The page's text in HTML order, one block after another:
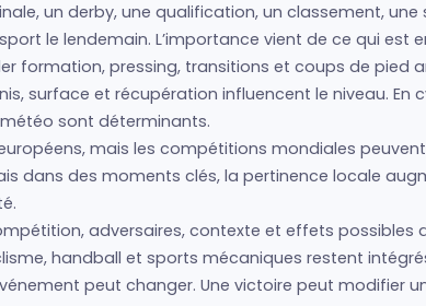
un derby, une qualification, un classement,
le lendemain. L’importance vient de ce qui est
formation, pressing, transitions et coups de pied
surface et récupération influencent le niveau.
sont déterminants.
mais les compétitions mondiales
dans des moments clés, la pertinence locale
adversaires, contexte et effets
handball et sports mécaniques restent
peut changer. Une victoire peut modifier